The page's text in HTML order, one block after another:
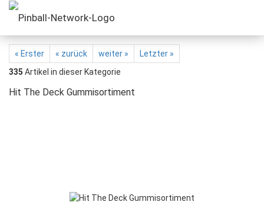
« Erster « zurück weiter »
Letzter »
335 Artikel in dieser Kategorie
Hit The Deck Gummisortiment